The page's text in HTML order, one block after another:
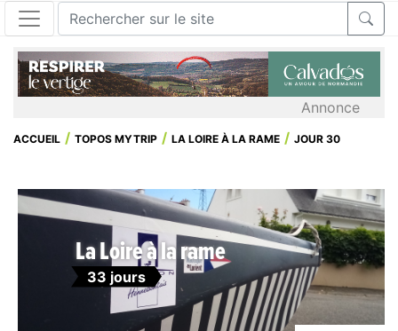
Annonce
ACCUEIL TOPOS MYTRIP LA LOIRE À LA RAME JOUR 30
La Loire à la rame
33 jours